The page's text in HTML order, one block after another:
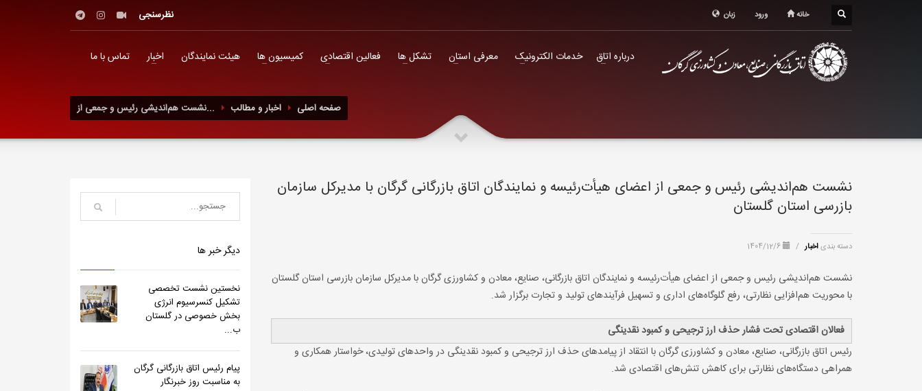
درباره اتاق
خدمات الکترونیک
معرفی استان
تشکل ها
ورود خانه زبان نظرسنجی
درباره اتاق خدمات الکترونیک معرفی استان تشکل ها فعالین اقتصادی کمیسیون ها هیئت نمایندگان اخبار تماس با ما
نشست هم‌اندیشی رئیس و جمعی از... اخبار و مطالب صفحه اصلی
دیگر خبر ها
نخستین نشست تخصصی
تشکیل کنسرسیوم انرژی
بخش خصوصی در گلستان
ب...
پیام رئیس اتاق بازرگانی گرگان
به مناسبت روز خبرنگار
نشست هم‌اندیشی رئیس و جمعی از اعضای هیأت‌رئیسه و نمایندگان اتاق بازرگانی گرگان با مدیرکل سازمان
بازرسی استان گلستان
دسته بندیاخبار /
نشست هم‌اندیشی رئیس و جمعی از اعضای هیأت‌رئیسه و نمایندگان اتاق بازرگانی، صنایع، معادن و کشاورزی گرگان با مدیرکل سازمان بازرسی استان گلستان
با محوریت هم‌افزایی نظارتی، رفع گلوگاه‌های اداری و تسهیل فرآیندهای تولید و تجارت برگزار شد.
فعالان اقتصادی تحت فشار حذف ارز ترجیحی و کمبود نقدینگی
رئیس اتاق بازرگانی، صنایع، معادن و کشاورزی گرگان با انتقاد از پیامدهای حذف ارز ترجیحی و کمبود نقدینگی در واحدهای تولیدی، خواستار همکاری و
همراهی دستگاه‌های نظارتی برای کاهش تنش‌های اقتصادی شد.